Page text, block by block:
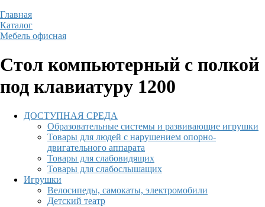
Главная
Каталог
Мебель офисная
Стол компьютерный с полкой
под клавиатуру 1200
ДОСТУПНАЯ СРЕДА
Образовательные системы и развивающие игрушки
Товары для людей с нарушением опорно-
двигательного аппарата
Товары для слабовидящих
Товары для слабослышащих
Игрушки
Велосипеды, самокаты, электромобили
Детский театр